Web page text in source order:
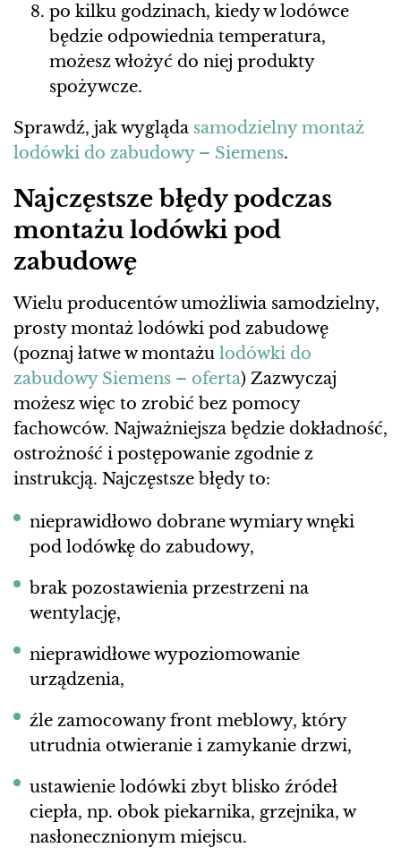
po kilku godzinach, kiedy w lodówce
będzie odpowiednia temperatura,
możesz włożyć do niej produkty
spożywcze.
Sprawdź, jak wygląda samodzielny montaż
lodówki do zabudowy – Siemens.
Najczęstsze błędy podczas
montażu lodówki pod
zabudowę
Wielu producentów umożliwia samodzielny,
prosty montaż lodówki pod zabudowę
(poznaj łatwe w montażu lodówki do
zabudowy Siemens – oferta) Zazwyczaj
możesz więc to zrobić bez pomocy
fachowców. Najważniejsza będzie dokładność,
ostrożność i postępowanie zgodnie z
instrukcją. Najczęstsze błędy to:
nieprawidłowo dobrane wymiary wnęki
pod lodówkę do zabudowy,
brak pozostawienia przestrzeni na
wentylację,
nieprawidłowe wypoziomowanie
urządzenia,
źle zamocowany front meblowy, który
utrudnia otwieranie i zamykanie drzwi,
ustawienie lodówki zbyt blisko źródeł
ciepła, np. obok piekarnika, grzejnika, w
nasłonecznionym miejscu.